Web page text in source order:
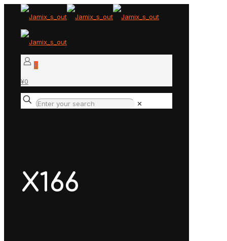
0
¥0
✕
X166